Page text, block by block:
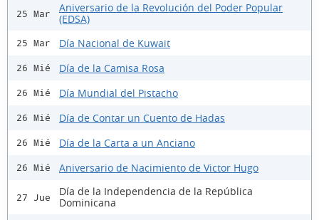
25 Mar
Aniversario de la Revolución del Poder Popular
(EDSA)
25 Mar Día Nacional de Kuwait
26 Mié Día de la Camisa Rosa
26 Mié Día Mundial del Pistacho
26 Mié Día de Contar un Cuento de Hadas
26 Mié Día de la Carta a un Anciano
26 Mié Aniversario de Nacimiento de Victor Hugo
27 Jue
Día de la Independencia de la República
Dominicana